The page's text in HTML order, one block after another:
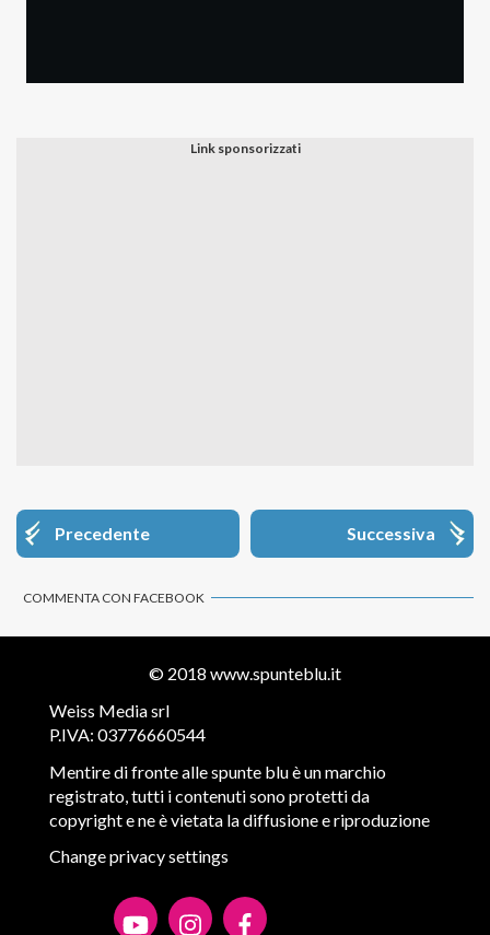
Precedente Successiva
COMMENTA CON FACEBOOK
© 2018 www.spunteblu.it
Weiss Media srl
P.IVA: 03776660544
Mentire di fronte alle spunte blu è un marchio
registrato, tutti i contenuti sono protetti da
copyright e ne è vietata la diffusione e riproduzione
Change privacy settings